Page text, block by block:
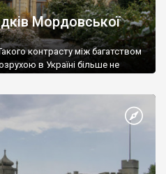
Мордовської
контрасту між багатством
в Україні більше не